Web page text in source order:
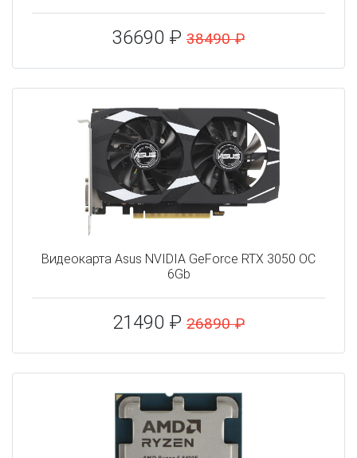
36690 ₽ 38490 ₽
Видеокарта Asus NVIDIA GeForce RTX 3050 OC
6Gb
21490 ₽ 26890 ₽